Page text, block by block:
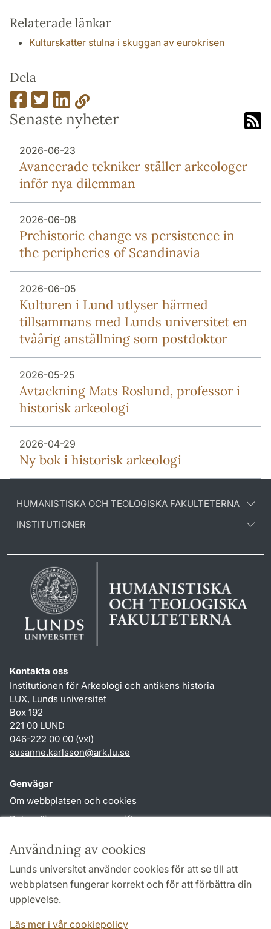
Användning av cookies
Lunds universitet använder cookies för att se till att
webbplatsen fungerar korrekt och för att förbättra din
upplevelse.
Läs mer i vår cookiepolicy
Relaterade länkar
Kulturskatter stulna i skuggan av eurokrisen
Dela
Senaste nyheter
2026-06-23
Avancerade tekniker ställer arkeologer
inför nya dilemman
2026-06-08
Prehistoric change vs persistence in
the peripheries of Scandinavia
2026-06-05
Kulturen i Lund utlyser härmed
tillsammans med Lunds universitet en
tvåårig anställning som postdoktor
2026-05-25
Avtackning Mats Roslund, professor i
historisk arkeologi
2026-04-29
Ny bok i historisk arkeologi
HUMANISTISKA OCH TEOLOGISKA FAKULTETERNA
INSTITUTIONER
Kontakta oss
Institutionen för Arkeologi och antikens historia
LUX, Lunds universitet
Box 192
221 00 LUND
046-222 00 00 (vxl)
susanne.karlsson@ark.lu.se
Genvägar
Om webbplatsen och cookies
Behandling av personuppgifter
TYPO3-login
Följ oss i sociala medier